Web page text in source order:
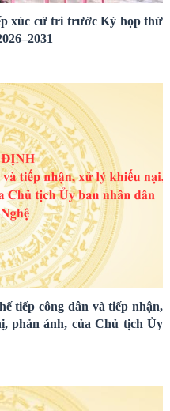
xúc cử tri trước Kỳ họp thứ
tiếp công dân và tiếp nhận,
phản ánh, của Chủ tịch Ủy